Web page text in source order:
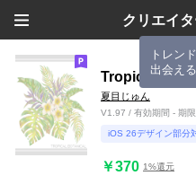
クリエイ
トレン
出会え
Tropical
夏目じゅん
V1.97 / 有効期間 - 期限
iOS 26デザイン部分
￥370 1%還元